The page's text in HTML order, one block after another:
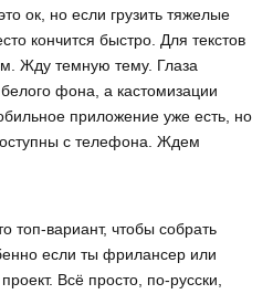
ок, но если грузить тяжелые
кончится быстро. Для текстов
Жду темную тему. Глаза
фона, а кастомизации
приложение уже есть, но
с телефона. Ждем
топ-вариант, чтобы собрать
если ты фрилансер или
Всё просто, по-русски,